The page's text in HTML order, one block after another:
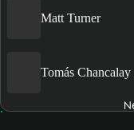
Matt Turner
Tomás Chancalay